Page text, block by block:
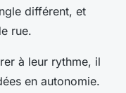
différent, et
rue.
à leur rythme, il
en autonomie.